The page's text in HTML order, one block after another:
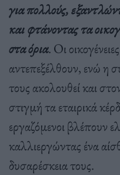
για πολλούς,
και φτάνοντας τα
στα όρια. Οι
αντεπεξέλθουν, ενώ η
τους ακολουθεί και
στιγμή τα εταιρικά
εργαζόμενοι βλέπουν
καλλιεργώντας ένα
δυσαρέσκεια τους.